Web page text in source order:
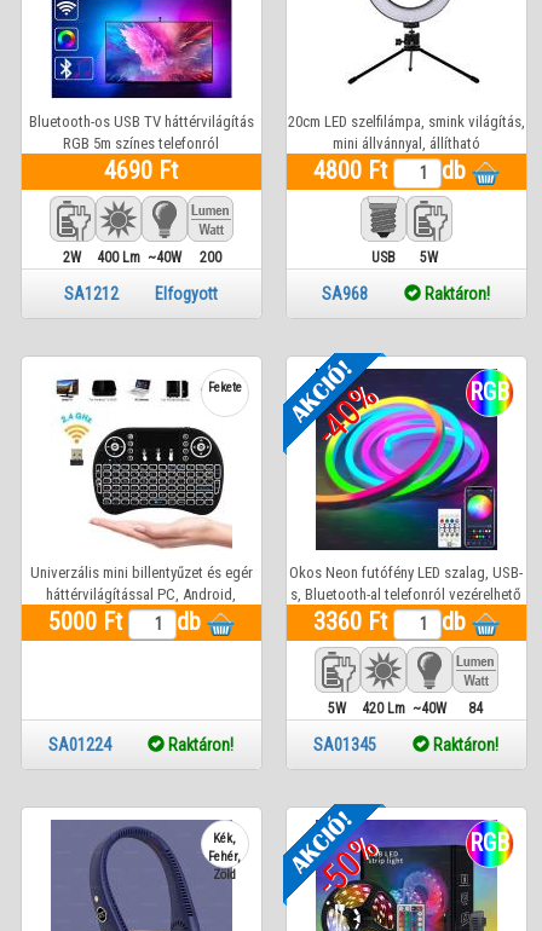
Bluetooth-os USB TV háttérvilágítás
RGB 5m színes telefonról
távvezérelhető 5m-es szalaggal
4690 Ft
2W 400 Lm ~40W 200
SA1212 Elfogyott
20cm LED szelfilámpa, smink világítás,
mini állvánnyal, állítható
színhőmérséklettel és fényerővel
4800 Ft db
USB 5W
SA968 Raktáron!
Fekete
Univerzális mini billentyűzet és egér
háttérvilágítással PC, Android,
Mobil*, Tablet, OkosTV, HTPC, TV
Box, SmartTV, IPTV, Notebook-hoz.
5000 Ft db
SA01224 Raktáron!
-40% RGB
Okos Neon futófény LED szalag, USB-
s, Bluetooth-al telefonról vezérelhető
3 méter
3360 Ft db
5W 420 Lm ~40W 84
SA01345 Raktáron!
Kék,
Fehér,
Zöld
-50% RGB